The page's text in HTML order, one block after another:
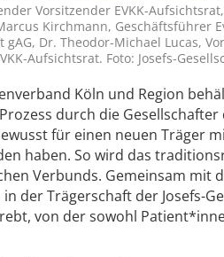
Vorsitzender EVKK-
Kirchmann, Geschäftsführer
gAG, Dr. Theodor-Michael Lucas,
Aufsichtsrat. Foto: Josefs-
Köln und Region
durch die Gesellschafter
für einen neuen Träger
haben. So wird das
Verbunds. Gemeinsam mit
der Trägerschaft der Josefs-
von der sowohl